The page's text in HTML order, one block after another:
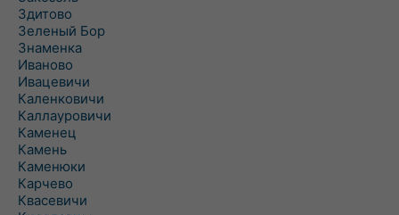
Здитово
Зеленый Бор
Знаменка
Иваново
Ивацевичи
Каленковичи
Каллауровичи
Каменец
Камень
Каменюки
Карчево
Квасевичи